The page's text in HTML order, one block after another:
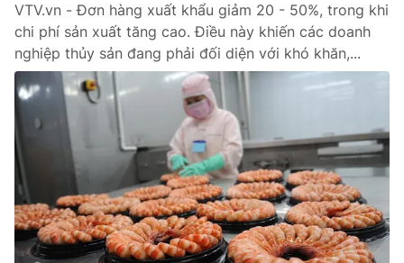
thuận bằng văn bản. Ghi rõ nguồn VTV.vn khi phát hành lại
thông tin từ website này.
VTV.vn - Đơn hàng xuất khẩu giảm 20 - 50%, trong khi
chi phí sản xuất tăng cao. Điều này khiến các doanh
nghiệp thủy sản đang phải đối diện với khó khăn,...